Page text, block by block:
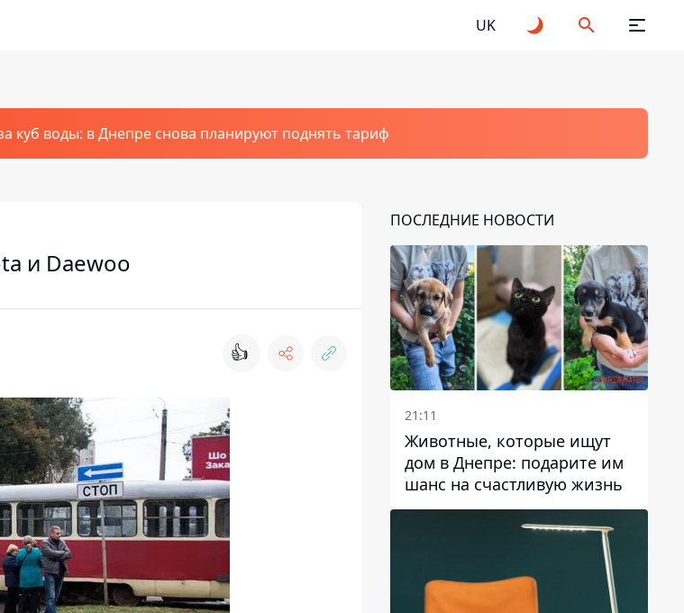
UK
куб воды: в Днепре снова планируют поднять тариф
и Daewoo
👍
ПОСЛЕДНИЕ НОВОСТИ
21:11
Животные, которые ищут
дом в Днепре: подарите им
шанс на счастливую жизнь